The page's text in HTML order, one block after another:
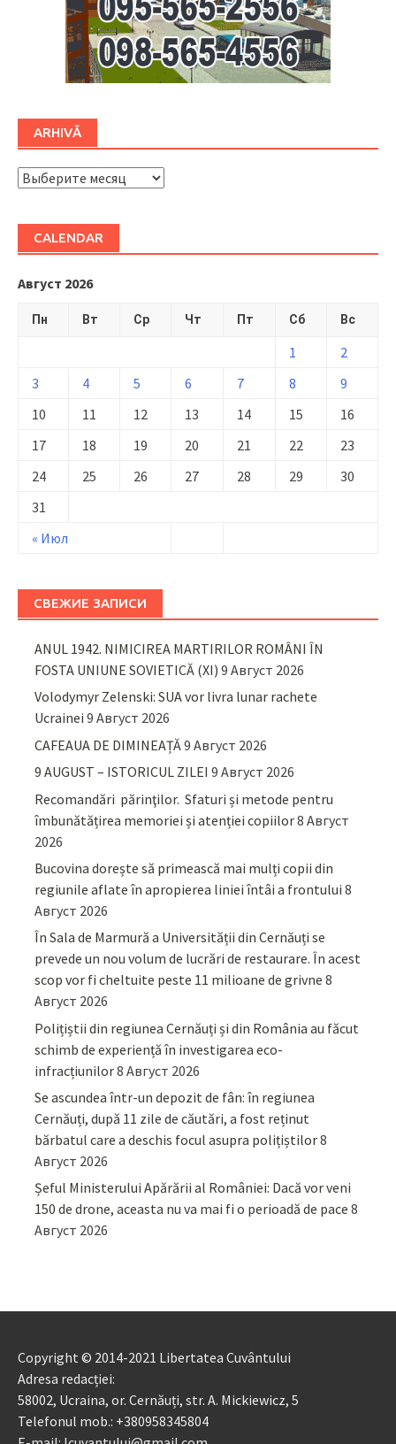
ARHIVĂ
ARHIVĂ
CALENDAR
Август 2026
Пн Вт Ср Чт Пт Сб Вс
« Июл
1
2
3
4 5 6 7 8
9
10
11 12 13 14 15
16
17
18 19 20 21 22
23
24
25 26 27 28 29
30
31
СВЕЖИЕ ЗАПИСИ
ANUL 1942. NIMICIREA MARTIRILOR ROMÂNI ÎN
FOSTA UNIUNE SOVIETICĂ (XI) 9 Август 2026
Volodymyr Zelenski: SUA vor livra lunar rachete
Ucrainei 9 Август 2026
CAFEAUA DE DIMINEAȚĂ9 Август 2026
9 AUGUST – ISTORICUL ZILEI 9 Август 2026
Recomandări părinţilor. Sfaturi și metode pentru
îmbunătățirea memoriei și atenției copiilor8 Август
2026
Bucovina dorește să primească mai mulți copii din
regiunile aflate în apropierea liniei întâi a frontului 8
Август 2026
În Sala de Marmură a Universității din Cernăuți se
prevede un nou volum de lucrări de restaurare. În acest
scop vor fi cheltuite peste 11 milioane de grivne 8
Август 2026
Polițiștii din regiunea Cernăuți și din România au făcut
schimb de experiență în investigarea eco-
infracțiunilor8 Август 2026
Se ascundea într-un depozit de fân: în regiunea
Cernăuți, după 11 zile de căutări, a fost reținut
bărbatul care a deschis focul asupra polițiștilor8
Август 2026
Șeful Ministerului Apărării al României: Dacă vor veni
150 de drone, aceasta nu va mai fi o perioadă de pace 8
Август 2026
Copyright © 2014-2021 Libertatea Cuvântului
Adresa redacției:
58002, Ucraina, or. Cernăuți, str. A. Mickiewicz, 5
Telefonul mob.: +380958345804